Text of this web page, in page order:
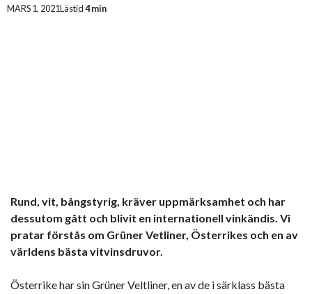
MARS 1, 2021Lästid4 min
Rund, vit, bångstyrig, kräver uppmärksamhet och har
dessutom gått och blivit en internationell vinkändis. Vi
pratar förstås om Grüner Vetliner, Österrikes och en av
världens bästa vitvinsdruvor.
Österrike har sin Grüner Veltliner, en av de i särklass bästa